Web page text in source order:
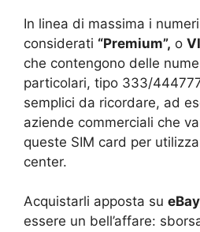
In linea di massima i
considerati “Premium”, o
che contengono delle
particolari, tipo 333/
semplici da ricordare, ad
aziende commerciali che
queste SIM card per
center.
Acquistarli apposta su
essere un bell’affare: